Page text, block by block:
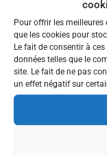
Pour offrir les meilleures
que les cookies pour
Le fait de consentir à
données telles que le
site. Le fait de ne pas
un effet négatif sur
d’un ingénieur de
projet de recherche
deuxième édition,
soignant, les familles
peut en devenir un en
seront entourés de
et d’André Juillard,
cette seconde édition.
Hardy, Schuitten, ZEP,